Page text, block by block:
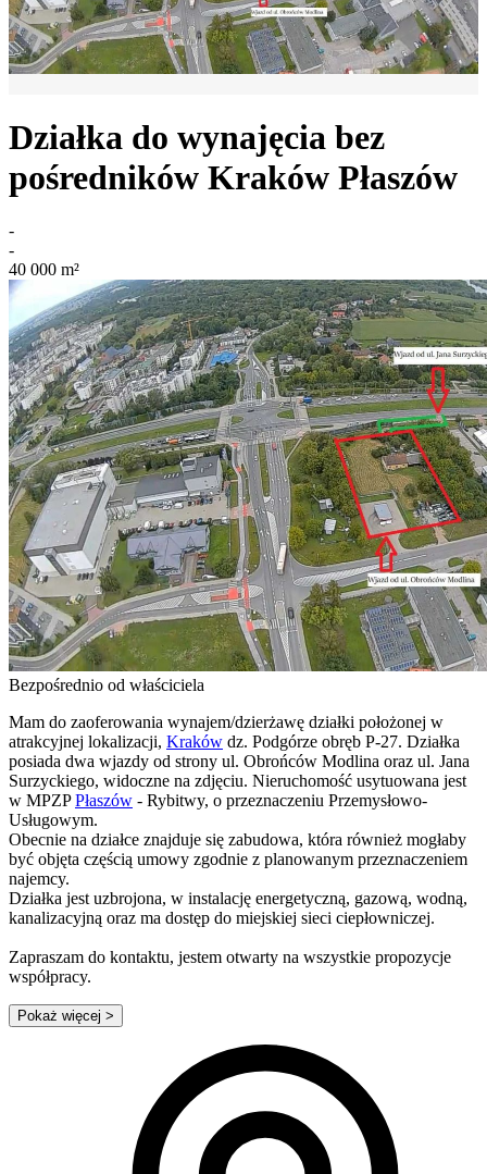
Działka do wynajęcia bez
pośredników Kraków Płaszów
-
-
40 000 m²
Bezpośrednio od właściciela
Mam do zaoferowania wynajem/dzierżawę działki położonej w
atrakcyjnej lokalizacji, Kraków dz. Podgórze obręb P-27. Działka
posiada dwa wjazdy od strony ul. Obrońców Modlina oraz ul. Jana
Surzyckiego, widoczne na zdjęciu. Nieruchomość usytuowana jest
w MPZPPłaszów - Rybitwy, o przeznaczeniu Przemysłowo-
Usługowym.
Obecnie na działce znajduje się zabudowa, która również mogłaby
być objęta częścią umowy zgodnie z planowanym przeznaczeniem
najemcy.
Działka jest uzbrojona, w instalację energetyczną, gazową, wodną,
kanalizacyjną oraz ma dostęp do miejskiej sieci ciepłowniczej.
Zapraszam do kontaktu, jestem otwarty na wszystkie propozycje
współpracy.
Pokaż więcej >